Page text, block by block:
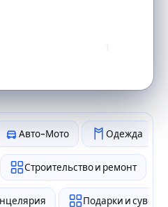
1
Авто-Мото Одежда
Строительство и ремонт
Подарки и